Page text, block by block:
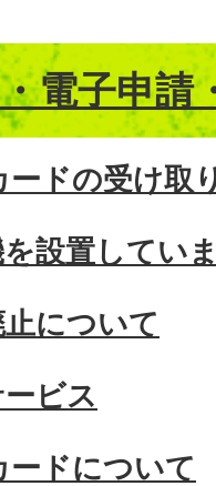
電子申請
ードの受け取
設置してい
について
ビス
ドについて